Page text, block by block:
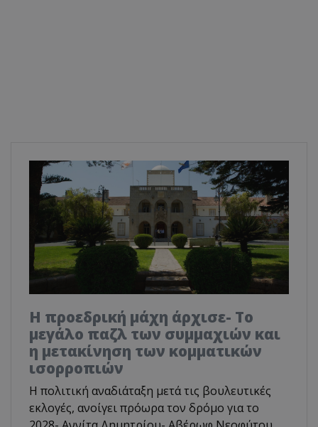
Η προεδρική μάχη άρχισε- Το
μεγάλο παζλ των συμμαχιών και
η μετακίνηση των κομματικών
ισορροπιών
Η πολιτική αναδιάταξη μετά τις βουλευτικές
εκλογές, ανοίγει πρόωρα τον δρόμο για το